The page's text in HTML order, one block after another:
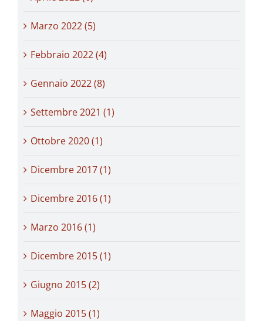
Marzo 2022 (5)
Febbraio 2022 (4)
Gennaio 2022 (8)
Settembre 2021 (1)
Ottobre 2020 (1)
Dicembre 2017 (1)
Dicembre 2016 (1)
Marzo 2016 (1)
Dicembre 2015 (1)
Giugno 2015 (2)
Maggio 2015 (1)